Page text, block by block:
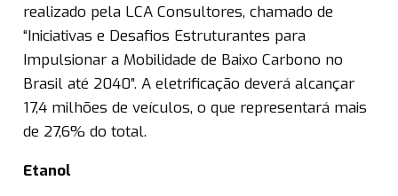
realizado pela LCA Consultores, chamado de
“Iniciativas e Desafios Estruturantes para
Impulsionar a Mobilidade de Baixo Carbono no
Brasil até 2040”. A eletrificação deverá alcançar
17,4 milhões de veículos, o que representará mais
de 27,6% do total.
Etanol